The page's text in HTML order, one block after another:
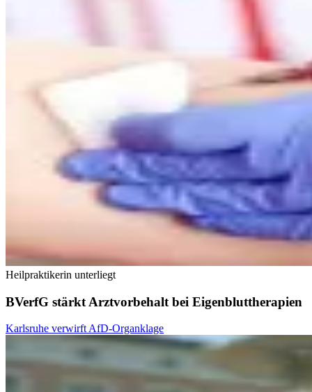
Heilpraktikerin unterliegt
BVerfG stärkt Arztvorbehalt bei Eigenbluttherapien
Karlsruhe verwirft AfD-Organklage